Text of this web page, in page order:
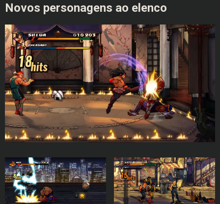
Novos personagens ao elenco